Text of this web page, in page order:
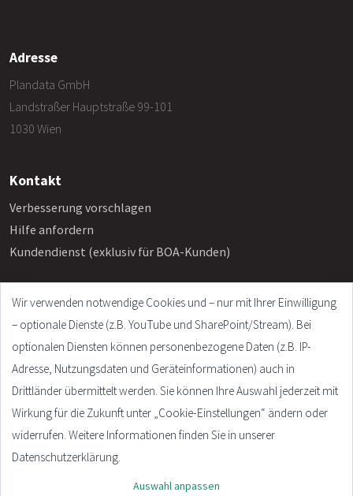
Adresse
Plandata GmbH
Landstraßer Hauptstraße 99-101
1030 Wien
Kontakt
Verbesserung vorschlagen
Hilfe anfordern
Kundendienst (exklusiv für BOA-Kunden)
Info
Häufige Fragen
Impressum
AGB
Datenschutzerklärung
Cookie Settings
© 2026 - Plandata GmbH. All rights reserved.
Wir verwenden notwendige Cookies und – nur mit Ihrer Einwilligung
– optionale Dienste (z.B. YouTube und SharePoint/Stream). Bei
optionalen Diensten können personenbezogene Daten (z.B. IP-
Adresse, Nutzungsdaten und Geräteinformationen) auch in
Drittländer übermittelt werden. Sie können Ihre Auswahl jederzeit mit
Wirkung für die Zukunft unter „Cookie-Einstellungen“ ändern oder
widerrufen. Weitere Informationen finden Sie in unserer
Datenschutzerklärung.
Auswahl anpassen